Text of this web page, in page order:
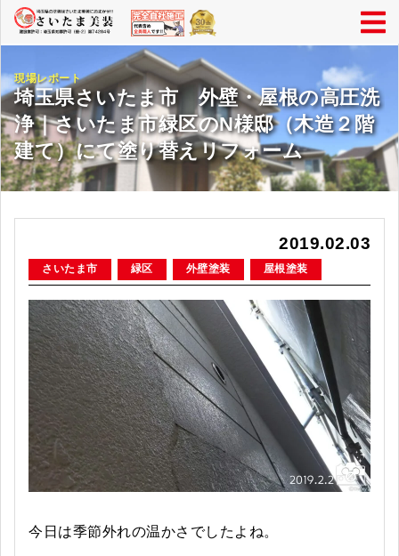
現場レポート
埼玉県さいたま市 外壁・屋根の高圧洗
浄｜さいたま市緑区のN様邸（木造２階
建て）にて塗り替えリフォーム
2019.02.03
さいたま市 緑区 外壁塗装 屋根塗装
今日は季節外れの温かさでしたよね。